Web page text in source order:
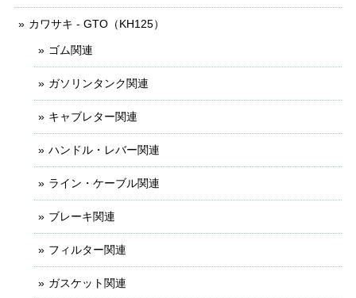
カワサキ - GTO（KH125）
ゴム関連
ガソリンタンク関連
キャブレター関連
ハンドル・レバー関連
ライン・ケーブル関連
ブレーキ関連
フィルター関連
ガスケット関連